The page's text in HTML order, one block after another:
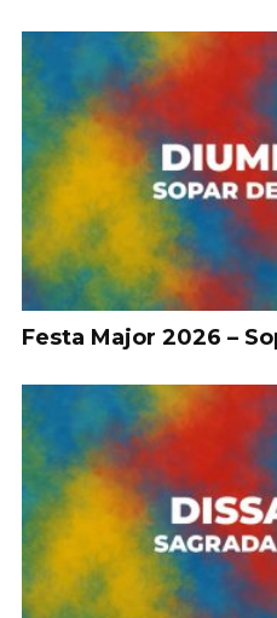
Festa Major 2026 –